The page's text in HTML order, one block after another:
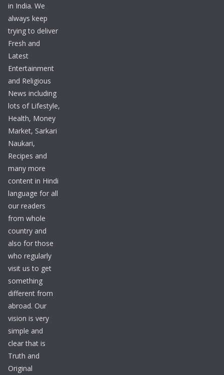
in India. We
always keep
trying to deliver
Fresh and
Latest
Entertainment
and Religious
News including
lots of Lifestyle,
Health, Money
Market, Sarkari
Naukari,
Recipes and
many more
content in Hindi
language for all
our readers
from whole
country and
also for those
who regularly
visit us to get
something
different from
abroad. Our
vision is very
simple and
clear that is
Truth and
Original